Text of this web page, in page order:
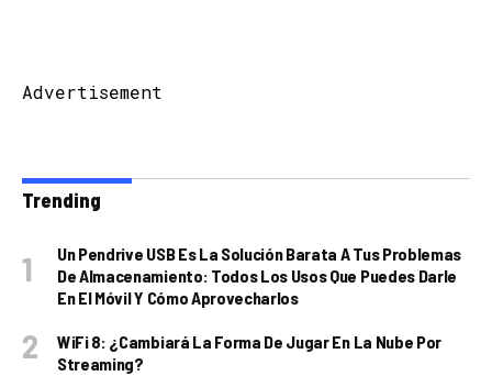
Advertisement
Trending
Un Pendrive USB Es La Solución Barata A Tus Problemas
De Almacenamiento: Todos Los Usos Que Puedes Darle
En El Móvil Y Cómo Aprovecharlos
WiFi 8: ¿cambiará La Forma De Jugar En La Nube Por
Streaming?